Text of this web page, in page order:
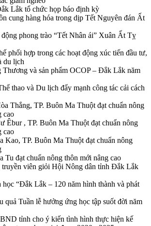
Lắk tổ chức họp báo định kỳ
cung hàng hóa trong dịp Tết Nguyên đán Ất
phong trào “Tết Nhân ái” Xuân Ất Tỵ
phối hợp trong các hoạt động xúc tiến đầu tư,
du lịch
Thương và sản phẩm OCOP – Đắk Lắk năm
thao và Du lịch đẩy mạnh công tác cải cách
Thắng, TP. Buôn Ma Thuột đạt chuẩn nông
cao
Êbur , TP. Buôn Ma Thuột đạt chuẩn nông
cao
Kao, TP. Buôn Ma Thuột đạt chuẩn nông
Tu đạt chuẩn nông thôn mới nâng cao
viên giỏi Hội Nông dân tỉnh Đắk Lắk
học “Đắk Lắk – 120 năm hình thành và phát
quả Tuần lễ hưởng ứng học tập suốt đời năm
tỉnh cho ý kiến tình hình thực hiện kế